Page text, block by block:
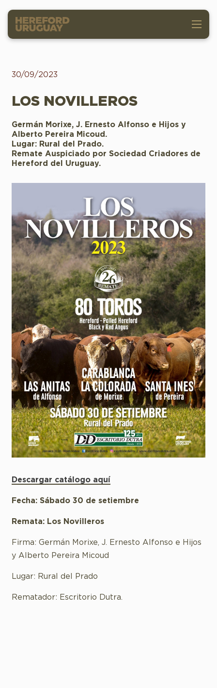
30/09/2023
LOS NOVILLEROS
Germán Morixe, J. Ernesto Alfonso e Hijos y
Alberto Pereira Micoud.
Lugar: Rural del Prado.
Remate Auspiciado por Sociedad Criadores de
Hereford del Uruguay.
Descargar catálogo aquí
Fecha: Sábado 30 de setiembre
Remata: Los Novilleros
Firma: Germán Morixe, J. Ernesto Alfonso e Hijos
y Alberto Pereira Micoud
Lugar: Rural del Prado
Rematador: Escritorio Dutra.